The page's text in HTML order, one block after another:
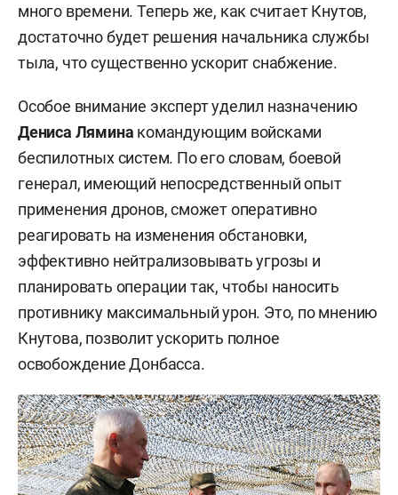
много времени. Теперь же, как считает Кнутов,
достаточно будет решения начальника службы
тыла, что существенно ускорит снабжение.
Особое внимание эксперт уделил назначению
Дениса Лямина командующим войсками
беспилотных систем. По его словам, боевой
генерал, имеющий непосредственный опыт
применения дронов, сможет оперативно
реагировать на изменения обстановки,
эффективно нейтрализовывать угрозы и
планировать операции так, чтобы наносить
противнику максимальный урон. Это, по мнению
Кнутова, позволит ускорить полное
освобождение Донбасса.